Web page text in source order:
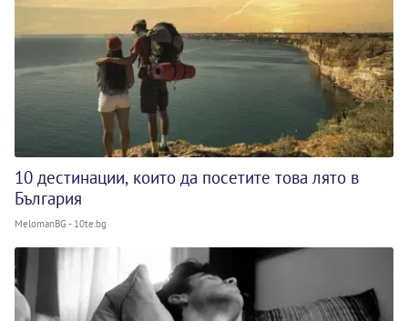
10 дестинации, които да посетите това лято в
България
MelomanBG - 10te.bg